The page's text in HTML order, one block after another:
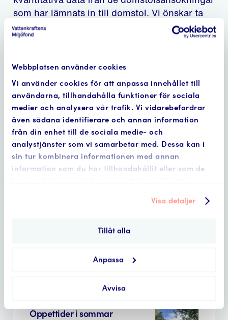
Webbplatsen använder cookies
Vi använder cookies för att anpassa innehållet till
användarna, tillhandahålla funktioner för sociala
medier och analysera vår trafik. Vi vidarebefordrar
även sådana identifierare och annan information
från din enhet till de sociala medie- och
analystjänster som vi samarbetar med. Dessa kan i
sin tur kombinera informationen med annan
information som du har tillhandahållit eller som de
Visa detaljer
Tillåt alla
Anpassa
Avvisa
som har lämnats in till domstol. Vi önskar ta
reda på vad prövningarna avser och vad
verksamhetsutövarna yrkar om; om yrkanden
miljökvalitetsnormer; om ansökningarna
skiljer sig mellan olika delar av landet eller
mellan olika verksamhetsutövare och hur
domstolarna hanterar inkomna ansökningar.
Insamling och analys av materialet ska bidra
till att utvärdera och utveckla Fondens roll
inom NAP-processen då vi strävar efter
ständig förbättring av våra system, våra
Öppettider i sommar